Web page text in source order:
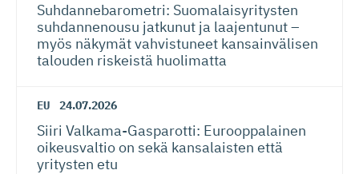
Suhdanneba­ro­metri: Suomalaisy­ri­tysten
suhdannenousu jatkunut ja laajentunut –
myös näkymät vahvistuneet kansainvälisen
talouden riskeistä huolimatta
EU 24.07.2026
Siiri Valkama-Gas­pa­rotti: Eurooppalainen
oikeusvaltio on sekä kansalaisten että
yritysten etu